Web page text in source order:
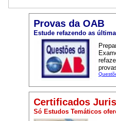
Provas da OAB
Estude refazendo as
Certificados
Só Estudos Temáticos